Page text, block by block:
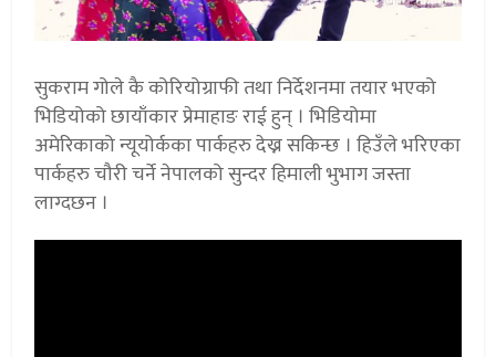
सुकराम गोले कै कोरियोग्राफी तथा निर्देशनमा तयार भएको
भिडियोको छायाँकार प्रेमाहाङ राई हुन् । भिडियोमा
अमेरिकाको न्यूयोर्कका पार्कहरु देख्न सकिन्छ । हिउँले भरिएका
पार्कहरु चौरी चर्ने नेपालको सुन्दर हिमाली भुभाग जस्ता
लाग्दछन ।